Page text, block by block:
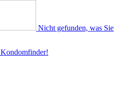
Nicht gefunden, was Sie
Kondomfinder!